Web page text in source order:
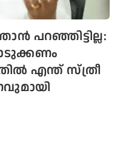
പറഞ്ഞിട്ടില്ല:
എന്ത് സ്ത്രീ